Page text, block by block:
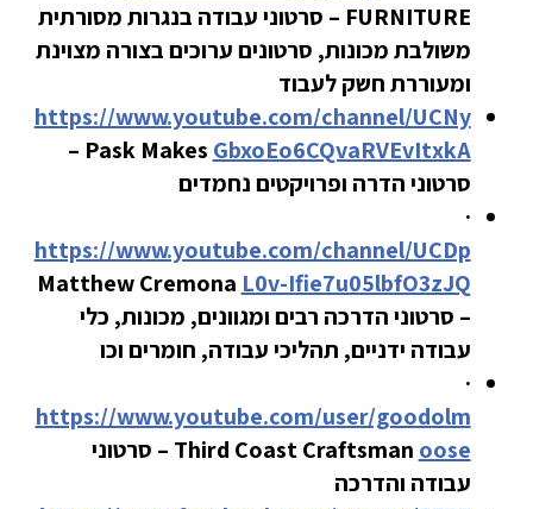
FURNITURE – סרטוני עבודה בנגרות מסורתית
משולבת מכונות, סרטונים ערוכים בצורה מצוינת
ומעוררת חשק לעבוד
https://www.youtube.com/channel/UCNy
GbxoEo6CQvaRVEvItxkA
Pask Makes –
סרטוני הדרה ופרויקטים נחמדים
·
https://www.youtube.com/channel/UCDp
L0v-Ifie7u05lbfO3zJQ
Matthew Cremona
– סרטוני הדרכה רבים ומגוונים, מכונות, כלי
עבודה ידניים, תהליכי עבודה, חומרים וכו
·
https://www.youtube.com/user/goodolm
oose
Third Coast Craftsman – סרטוני
עבודה והדרכה